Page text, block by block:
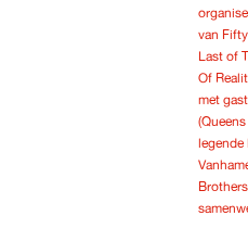
van
Last of
Of
met
legende